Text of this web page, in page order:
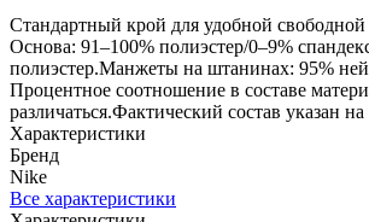
Стандартный крой для удобной свободной
Основа: 91–100% полиэстер/0–9%
полиэстер.Манжеты на штанинах: 95%
Процентное соотношение в составе
различаться.Фактический состав указан на
Характеристики
Бренд
Nike
Все характеристики